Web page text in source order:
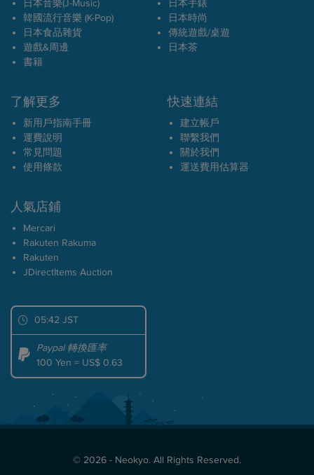
日本音樂(J-Music)
韓國流行音樂 (K-Pop)
日本食品雜貨
遊戲&周邊
書籍
日本手錶
日本時尚
傳統遊戲/桌遊
日本茶
了解更多
新用戶指南手冊
運費說明
常見問題
使用條款
快速連結
建立帳戶
聯繫我們
關於我們
運送費用估算器
人氣店鋪
Mercari
Rakuten Rakuma
Rakuten
JDirectItems Auction
05:42 JST
Paypal 轉換匯率
100 Yen = US$ 0.63
© 2026 - Neokyo. All Rights Reserved.